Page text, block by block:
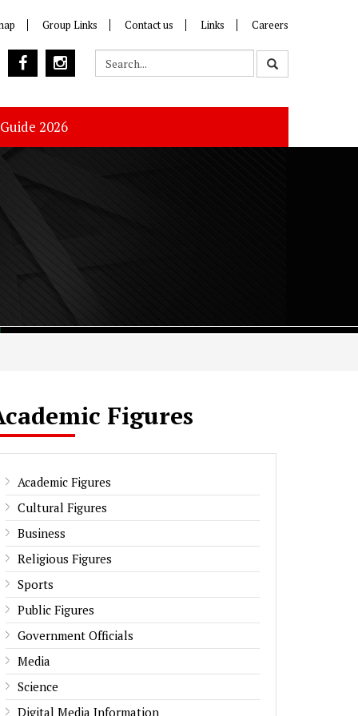
Group Links Contact us Links Careers
2026
Figures
Academic Figures
Cultural Figures
Business
Religious Figures
Sports
Public Figures
Government Officials
Media
Science
Digital Media Information